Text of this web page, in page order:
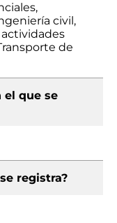
civil,
de
el que se
registra?